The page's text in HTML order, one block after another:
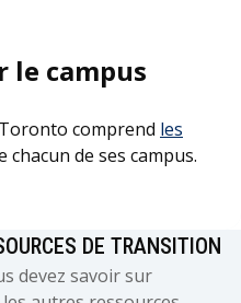
le campus
comprend les
chacun de ses campus.
DE TRANSITION
devez savoir sur